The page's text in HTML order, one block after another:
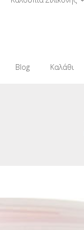
Blog Καλάθι